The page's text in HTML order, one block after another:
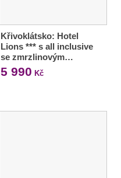
Křivoklátsko: Hotel
Lions *** s all inclusive
se zmrzlinovým…
5 990 Kč